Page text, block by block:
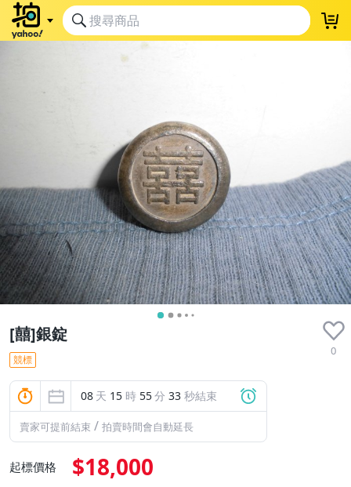
[囍]銀錠
0
競標
08 天 15 時 55分 32 秒結束
賣家可提前結束 / 拍賣時間會自動延長
起標價格 $18,000